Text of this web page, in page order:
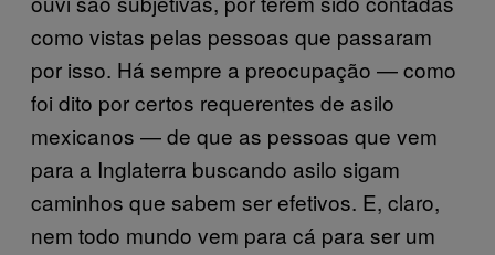
como vistas pelas pessoas que passaram
por isso. Há sempre a preocupação — como
foi dito por certos requerentes de asilo
mexicanos — de que as pessoas que vem
para a Inglaterra buscando asilo sigam
caminhos que sabem ser efetivos. E, claro,
nem todo mundo vem para cá para ser um